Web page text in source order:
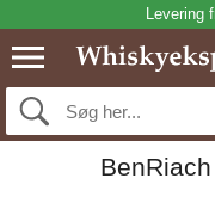
Levering